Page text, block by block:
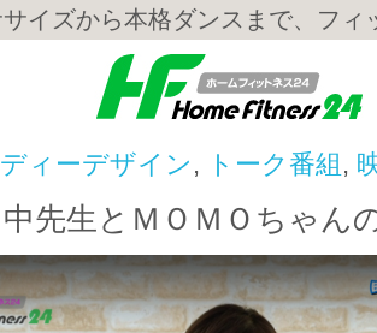
イズから本格ダンスまで、フィ
ィーデザイン , トーク番組 ,
中先生とＭＯＭＯちゃん